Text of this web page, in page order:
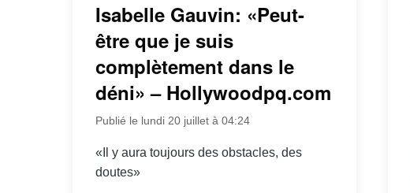
Isabelle Gauvin: «Peut-
être que je suis
complètement dans le
déni» – Hollywoodpq.com
Publié le lundi 20 juillet à 04:24
«Il y aura toujours des obstacles, des
doutes»